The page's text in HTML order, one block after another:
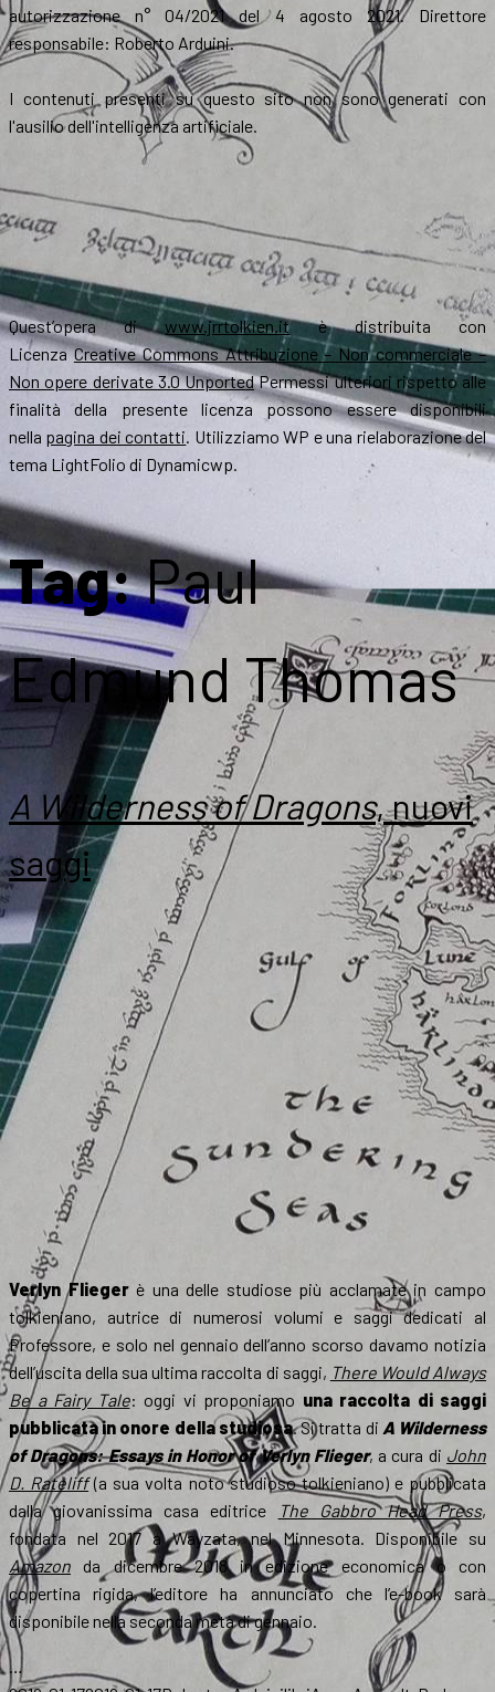
autorizzazione n° 04/2021 del 4 agosto 2021. Direttore
responsabile: Roberto Arduini.
I contenuti presenti su questo sito non sono generati con
l'ausilio dell'intelligenza artificiale.
Quest’opera di www.jrrtolkien.itè distribuita con
LicenzaCreative Commons Attribuzione – Non commerciale –
Non opere derivate 3.0 UnportedPermessi ulteriori rispetto alle
finalità della presente licenza possono essere disponibili
nella pagina dei contatti. Utilizziamo WP e una rielaborazione del
tema LightFolio di Dynamicwp.
Tag:Paul
Edmund Thomas
A Wilderness of Dragons, nuovi
saggi
Verlyn Fliegerè una delle studiose più acclamate in campo
tolkieniano, autrice di numerosi volumi e saggi dedicati al
Professore, e solo nel gennaio dell’anno scorso davamo notizia
dell’uscita della sua ultima raccolta di saggi, There Would Always
Be a Fairy Tale: oggi vi proponiamo una raccolta di saggi
pubblicata in onore della studiosa. Si tratta di A Wilderness
of Dragons: Essays in Honor of Verlyn Flieger, a cura di John
D. Rateliff(a sua volta noto studioso tolkieniano) e pubblicata
dalla giovanissima casa editrice
The Gabbro Head Press,
fondata nel 2017 a Wayzata, nel Minnesota. Disponibile su
Amazon da dicembre 2018 in edizione economica o con
copertina rigida, l’editore ha annunciato che l’e-book sarà
disponibile nella seconda metà di gennaio.
…